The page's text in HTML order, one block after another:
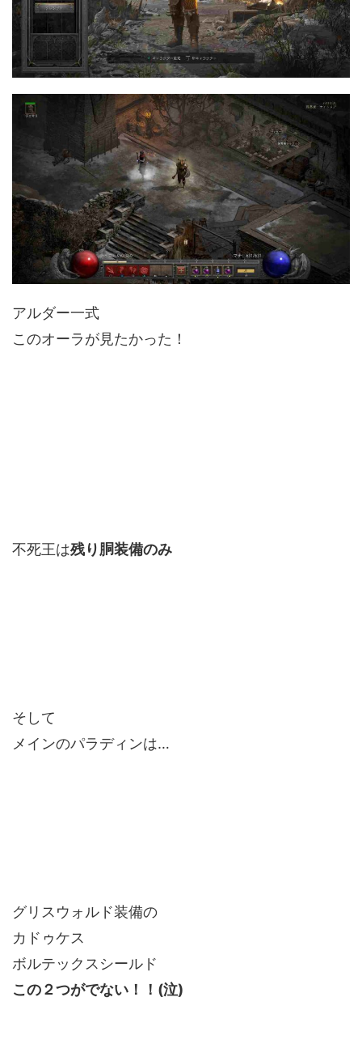
アルダー一式
このオーラが見たかった！
不死王は残り胴装備のみ
そして
メインのパラディンは…
グリスウォルド装備の
カドゥケス
ボルテックスシールド
この２つがでない！！(泣)